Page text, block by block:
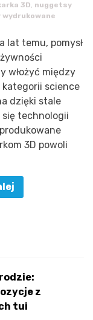
3D, nuggetsy
lat temu, pomysł
włożyć między
kategorii science
dzięki stale
technologii
3D powoli
z
tui